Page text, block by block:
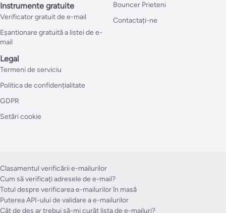
Instrumente gratuite
Verificator gratuit de e-mail
Eșantionare gratuită a listei de e-
mail
Bouncer Prieteni
Contactați-ne
Legal
Termeni de serviciu
Politica de confidențialitate
GDPR
Setări cookie
Clasamentul verificării e-mailurilor
Cum să verificați adresele de e-mail?
Totul despre verificarea e-mailurilor în masă
Puterea API-ului de validare a e-mailurilor
Cât de des ar trebui să-mi curăț lista de e-mailuri?